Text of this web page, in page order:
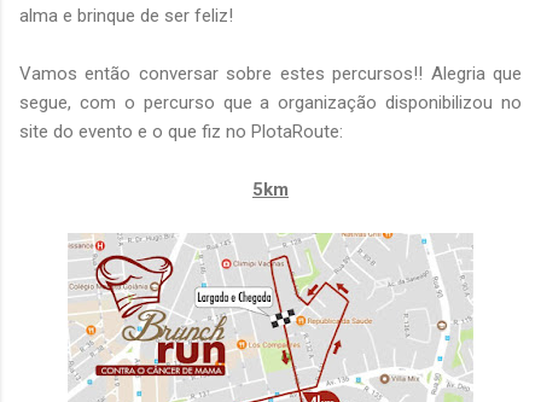
alma e brinque de ser feliz!
Vamos então conversar sobre estes percursos!! Alegria que
segue, com o percurso que a organização disponibilizou no
site do evento e o que fiz no PlotaRoute:
5km